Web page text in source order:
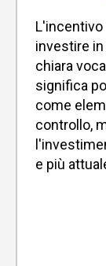
investire
chiara
significa
come
controllo,
e più